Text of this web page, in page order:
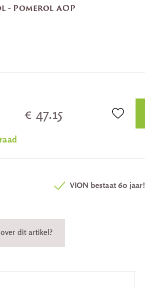
- Pomerol AOP
€ 47.15
VION bestaat 60 jaar!
dit artikel?